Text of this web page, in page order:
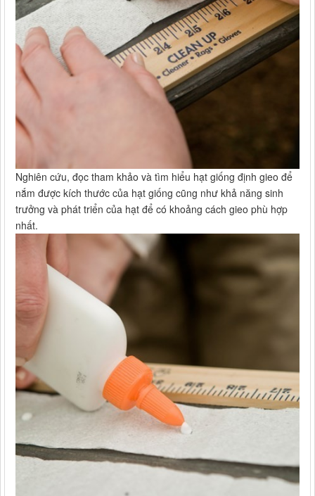
Nghiên cứu, đọc tham khảo và tìm hiểu hạt giống định gieo để
nắm được kích thước của hạt giống cũng như khả năng sinh
trưởng và phát triển của hạt để có khoảng cách gieo phù hợp
nhất.